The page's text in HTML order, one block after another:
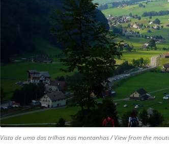
Vista de uma das trilhas nas montanhas / View from the